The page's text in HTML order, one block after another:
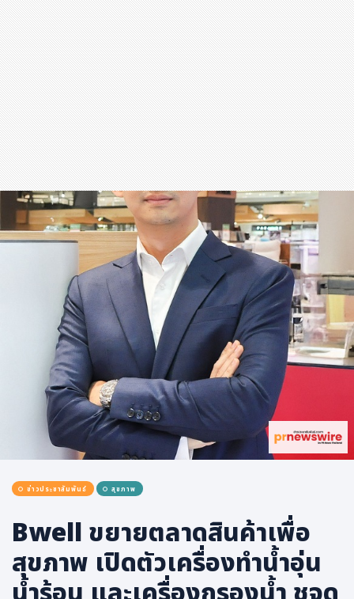
ความงาม
แฟชั่น
สุขภาพ
กีฬา
อาหาร, เครื่องดื่ม
ท่องเที่ยว
โรงแรม, ที่พัก
บ้าน, คอนโด, อสังหาฯ
ประกัน
โทรศัพท์มือถือ
การศึกษา
ศิลปะ, วัฒนธรรม
ศาสนา
การเมือง
ธุรกิจ, สังคม
เศรษฐกิจ, การเงิน
พลังงาน, สิ่งแวดล้อม
ข่าวประชาสัมพันธ์ สุขภาพ
Bwell ขยายตลาดสินค้าเพื่อ
สุขภาพ เปิดตัวเครื่องทำน้ำอุ่น
น้ำร้อน และเครื่องกรองน้ำ ชูจุด